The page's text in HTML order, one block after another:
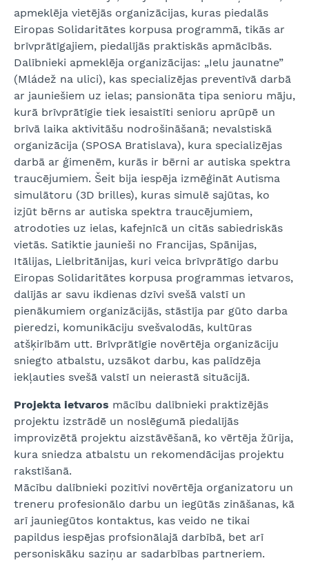
apmeklēja vietējās organizācijas, kuras piedalās
Eiropas Solidaritātes korpusa programmā, tikās ar
brīvprātīgajiem, piedalījās praktiskās apmācībās.
Dalībnieki apmeklēja organizācijas: „Ielu jaunatne”
(Mládež na ulici), kas specializējas preventīvā darbā
ar jauniešiem uz ielas; pansionāta tipa senioru māju,
kurā brīvprātīgie tiek iesaistīti senioru aprūpē un
brīvā laika aktivitāšu nodrošināšanā; nevalstiskā
organizācija (SPOSA Bratislava), kura specializējas
darbā ar ģimenēm, kurās ir bērni ar autiska spektra
traucējumiem. Šeit bija iespēja izmēģināt Autisma
simulātoru (3D brilles), kuras simulē sajūtas, ko
izjūt bērns ar autiska spektra traucējumiem,
atrodoties uz ielas, kafejnīcā un citās sabiedriskās
vietās. Satiktie jaunieši no Francijas, Spānijas,
Itālijas, Lielbritānijas, kuri veica brīvprātīgo darbu
Eiropas Solidaritātes korpusa programmas ietvaros,
dalījās ar savu ikdienas dzīvi svešā valstī un
pienākumiem organizācijās, stāstīja par gūto darba
pieredzi, komunikāciju svešvalodās, kultūras
atšķirībām utt. Brīvprātīgie novērtēja organizāciju
sniegto atbalstu, uzsākot darbu, kas palīdzēja
iekļauties svešā valstī un neierastā situācijā.
Projekta ietvaros mācību dalībnieki praktizējās
projektu izstrādē un noslēgumā piedalījās
improvizētā projektu aizstāvēšanā, ko vērtēja žūrija,
kura sniedza atbalstu un rekomendācijas projektu
rakstīšanā.
Mācību dalībnieki pozitīvi novērtēja organizatoru un
treneru profesionālo darbu un iegūtās zināšanas, kā
arī jauniegūtos kontaktus, kas veido ne tikai
papildus iespējas profsionālajā darbībā, bet arī
personiskāku saziņu ar sadarbības partneriem.